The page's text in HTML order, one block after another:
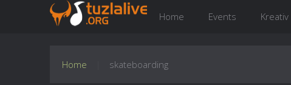
Home Events Kreativ
Home skateboarding